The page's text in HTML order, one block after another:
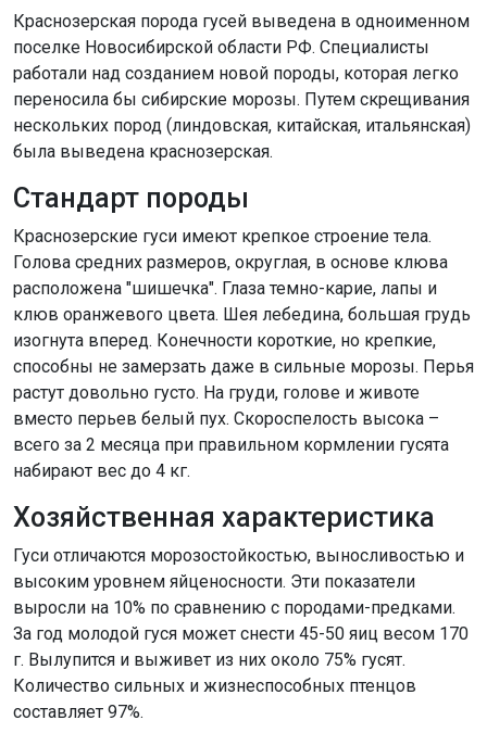
Краснозерская порода гусей выведена в одноименном
поселке Новосибирской области РФ. Специалисты
работали над созданием новой породы, которая легко
переносила бы сибирские морозы. Путем скрещивания
нескольких пород (линдовская, китайская, итальянская)
была выведена краснозерская.
Стандарт породы
Краснозерские гуси имеют крепкое строение тела.
Голова средних размеров, округлая, в основе клюва
расположена "шишечка". Глаза темно-карие, лапы и
клюв оранжевого цвета. Шея лебедина, большая грудь
изогнута вперед. Конечности короткие, но крепкие,
способны не замерзать даже в сильные морозы. Перья
растут довольно густо. На груди, голове и животе
вместо перьев белый пух. Скороспелость высока –
всего за 2 месяца при правильном кормлении гусята
набирают вес до 4 кг.
Хозяйственная характеристика
Гуси отличаются морозостойкостью, выносливостью и
высоким уровнем яйценосности. Эти показатели
выросли на 10% по сравнению с породами-предками.
За год молодой гуся может снести 45-50 яиц весом 170
г. Вылупится и выживет из них около 75% гусят.
Количество сильных и жизнеспособных птенцов
составляет 97%.